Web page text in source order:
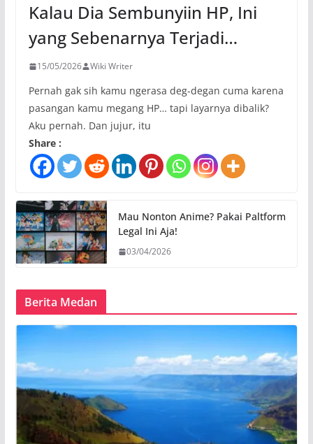
Kalau Dia Sembunyiin HP, Ini
yang Sebenarnya Terjadi…
15/05/2026 Wiki Writer
Pernah gak sih kamu ngerasa deg-degan cuma karena
pasangan kamu megang HP… tapi layarnya dibalik?
Aku pernah. Dan jujur, itu
Share :
Mau Nonton Anime? Pakai Paltform
Legal Ini Aja!
03/04/2026
Berita Medan